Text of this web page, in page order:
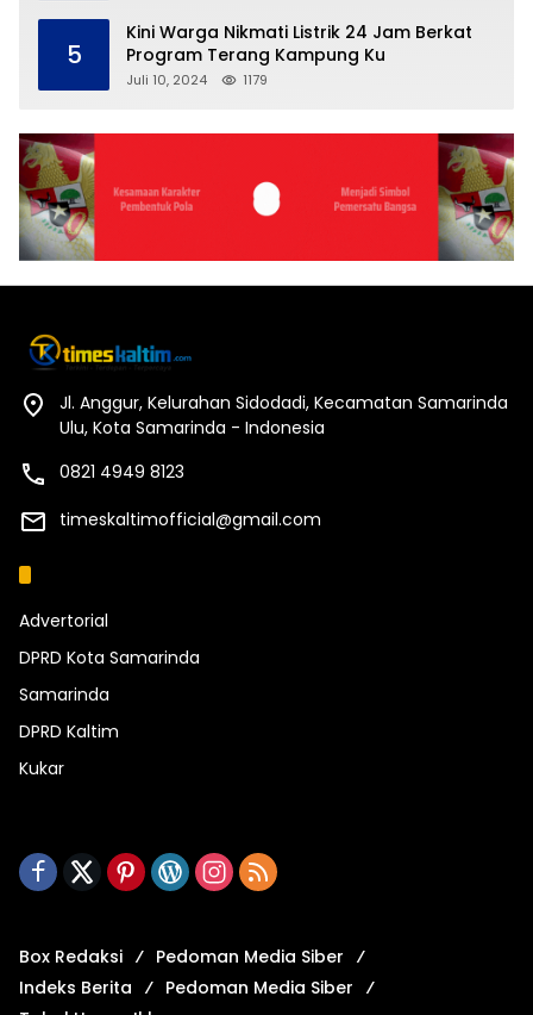
5
Kini Warga Nikmati Listrik 24 Jam Berkat
Program Terang Kampung Ku
Juli 10, 2024 1179
Jl. Anggur, Kelurahan Sidodadi, Kecamatan Samarinda
Ulu, Kota Samarinda - Indonesia
0821 4949 8123
timeskaltimofficial@gmail.com
Advertorial
DPRD Kota Samarinda
Samarinda
DPRD Kaltim
Kukar
Box Redaksi
Pedoman Media Siber
Indeks Berita
Pedoman Media Siber